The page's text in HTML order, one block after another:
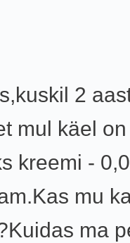
2
mul käel
kreemi -
mu
ma